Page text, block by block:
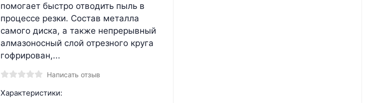
помогает быстро отводить пыль в
процессе резки. Состав металла
самого диска, а также непрерывный
алмазоносный слой отрезного круга
гофрирован,...
Написать отзыв
Характеристики: